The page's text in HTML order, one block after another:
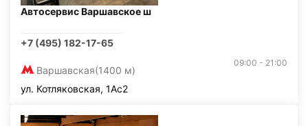
Автосервис Варшавское ш
+7 (495) 182-17-65
Варшавская(1400 м)
09:00 - 21:00
ул. Котляковская, 1Ас2